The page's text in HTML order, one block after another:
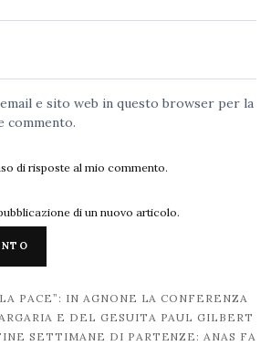
e sito web in questo browser per la
commento.
di risposte al mio commento.
di un nuovo articolo.
PACE”: IN AGNONE LA CONFERENZA
E DEL GESUITA PAUL GILBERT
SETTIMANE DI PARTENZE: ANAS FA